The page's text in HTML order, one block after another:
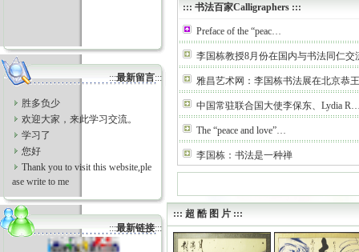
:::最新留言:::
胜多负少
欢迎大家，来此学习交流。
学习了
您好
Thank you to visit this website,ple
ase write to me
:::最新链接:::
::: 书法百家Calligraphers :::
Preface of the “peac…
李国栋教授8月份在国内与书法同仁交
雅昌艺术网：李国栋书法展在北京恭
中国常驻联合国大使李保东、Lydia
The “peace and love”…
李国栋：书法是一种禅
::: 超 酷 图 片 :::